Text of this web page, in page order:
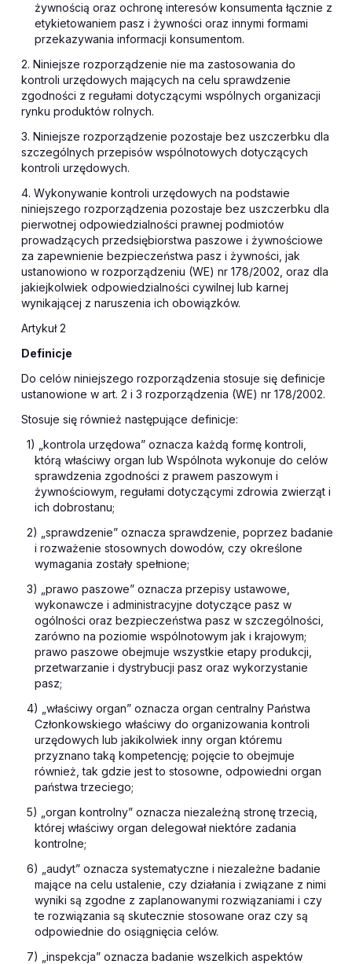
żywnością oraz ochronę interesów konsumenta łącznie z
etykietowaniem pasz i żywności oraz innymi formami
przekazywania informacji konsumentom.
2. Niniejsze rozporządzenie nie ma zastosowania do
kontroli urzędowych mających na celu sprawdzenie
zgodności z regułami dotyczącymi wspólnych organizacji
rynku produktów rolnych.
3. Niniejsze rozporządzenie pozostaje bez uszczerbku dla
szczególnych przepisów wspólnotowych dotyczących
kontroli urzędowych.
4. Wykonywanie kontroli urzędowych na podstawie
niniejszego rozporządzenia pozostaje bez uszczerbku dla
pierwotnej odpowiedzialności prawnej podmiotów
prowadzących przedsiębiorstwa paszowe i żywnościowe
za zapewnienie bezpieczeństwa pasz i żywności, jak
ustanowiono w rozporządzeniu (WE) nr 178/2002, oraz dla
jakiejkolwiek odpowiedzialności cywilnej lub karnej
wynikającej z naruszenia ich obowiązków.
Artykuł 2
Definicje
Do celów niniejszego rozporządzenia stosuje się definicje
ustanowione w art. 2 i 3 rozporządzenia (WE) nr 178/2002.
Stosuje się również następujące definicje:
1) „kontrola urzędowa” oznacza każdą formę kontroli,
którą właściwy organ lub Wspólnota wykonuje do celów
sprawdzenia zgodności z prawem paszowym i
żywnościowym, regułami dotyczącymi zdrowia zwierząt i
ich dobrostanu;
2) „sprawdzenie” oznacza sprawdzenie, poprzez badanie
i rozważenie stosownych dowodów, czy określone
wymagania zostały spełnione;
3) „prawo paszowe” oznacza przepisy ustawowe,
wykonawcze i administracyjne dotyczące pasz w
ogólności oraz bezpieczeństwa pasz w szczególności,
zarówno na poziomie wspólnotowym jak i krajowym;
prawo paszowe obejmuje wszystkie etapy produkcji,
przetwarzanie i dystrybucji pasz oraz wykorzystanie
pasz;
4) „właściwy organ” oznacza organ centralny Państwa
Członkowskiego właściwy do organizowania kontroli
urzędowych lub jakikolwiek inny organ któremu
przyznano taką kompetencję; pojęcie to obejmuje
również, tak gdzie jest to stosowne, odpowiedni organ
państwa trzeciego;
5) „organ kontrolny” oznacza niezależną stronę trzecią,
której właściwy organ delegował niektóre zadania
kontrolne;
6) „audyt” oznacza systematyczne i niezależne badanie
mające na celu ustalenie, czy działania i związane z nimi
wyniki są zgodne z zaplanowanymi rozwiązaniami i czy
te rozwiązania są skutecznie stosowane oraz czy są
odpowiednie do osiągnięcia celów.
7) „inspekcja” oznacza badanie wszelkich aspektów